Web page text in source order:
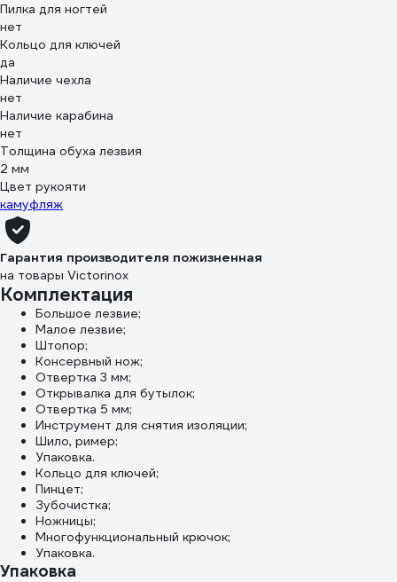
Пилка для ногтей
нет
Кольцо для ключей
да
Наличие чехла
нет
Наличие карабина
нет
Толщина обуха лезвия
2 мм
Цвет рукояти
камуфляж
Гарантия производителя пожизненная
на товары Victorinox
Комплектация
Большое лезвие;
Малое лезвие;
Штопор;
Консервный нож;
Отвертка 3 мм;
Открывалка для бутылок;
Отвертка 5 мм;
Инструмент для снятия изоляции;
Шило, ример;
Упаковка.
Кольцо для ключей;
Пинцет;
Зубочистка;
Ножницы;
Многофункциональный крючок;
Упаковка.
Упаковка